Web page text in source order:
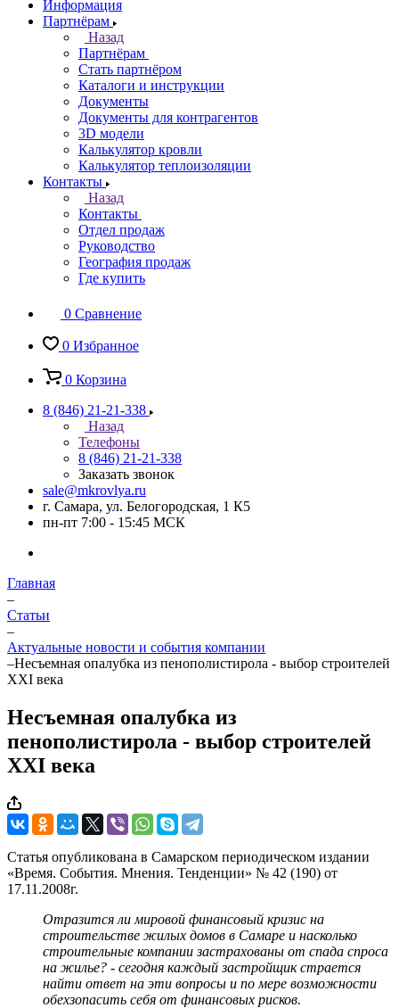
Информация
Партнёрам
Назад
Партнёрам
Стать партнёром
Каталоги и инструкции
Документы
Документы для контрагентов
3D модели
Калькулятор кровли
Калькулятор теплоизоляции
Контакты
Назад
Контакты
Отдел продаж
Руководство
География продаж
Где купить
0 Сравнение
0 Избранное
0 Корзина
8 (846) 21-21-338
Назад
Телефоны
8 (846) 21-21-338
Заказать звонок
sale@mkrovlya.ru
г. Самара, ул. Белогородская, 1 К5
пн-пт 7:00 - 15:45 МСК
Главная
–
Статьи
–
Актуальные новости и события компании
–Несъемная опалубка из пенополистирола - выбор cтроителей
XXI века
Несъемная опалубка из
пенополистирола - выбор cтроителей
XXI века
Статья опубликована в Самарском периодическом издании
«Время. События. Мнения. Тенденции» № 42 (190) от
17.11.2008г.
Отразится ли мировой финансовый кризис на
строительстве жилых домов в Самаре и насколько
строительные компании застрахованы от спада спроса
на жилье? - сегодня каждый застройщик страется
найти ответ на эти вопросы и по мере возможности
обехзопасить себя от финансовых рисков.